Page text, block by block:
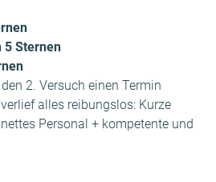
5 Sternen
2. Versuch einen Termin
alles reibungslos: Kurze
Personal + kompetente und